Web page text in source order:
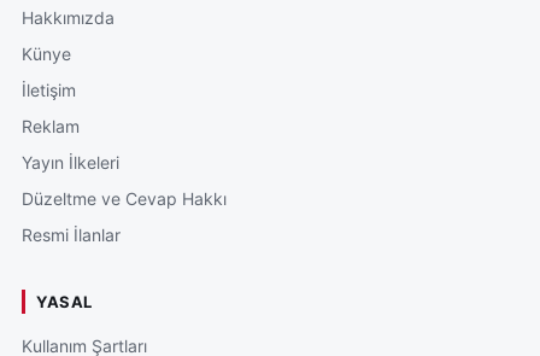
Hakkımızda
Künye
İletişim
Reklam
Yayın İlkeleri
Düzeltme ve Cevap Hakkı
Resmi İlanlar
YASAL
Kullanım Şartları